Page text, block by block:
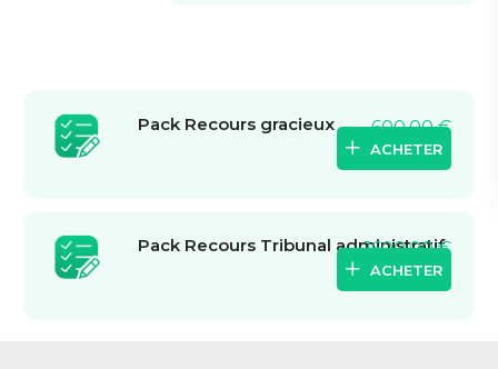
ACHETER
Pack Recours gracieux 600,00€
ACHETER
Pack Recours Tribunal administratif
1600,00€